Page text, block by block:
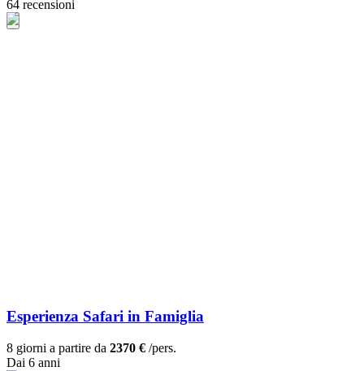
64 recensioni
Esperienza Safari in Famiglia
8 giorni a partire da 2370 € /pers.
Dai 6 anni